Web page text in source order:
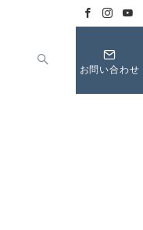
お問い合わせ